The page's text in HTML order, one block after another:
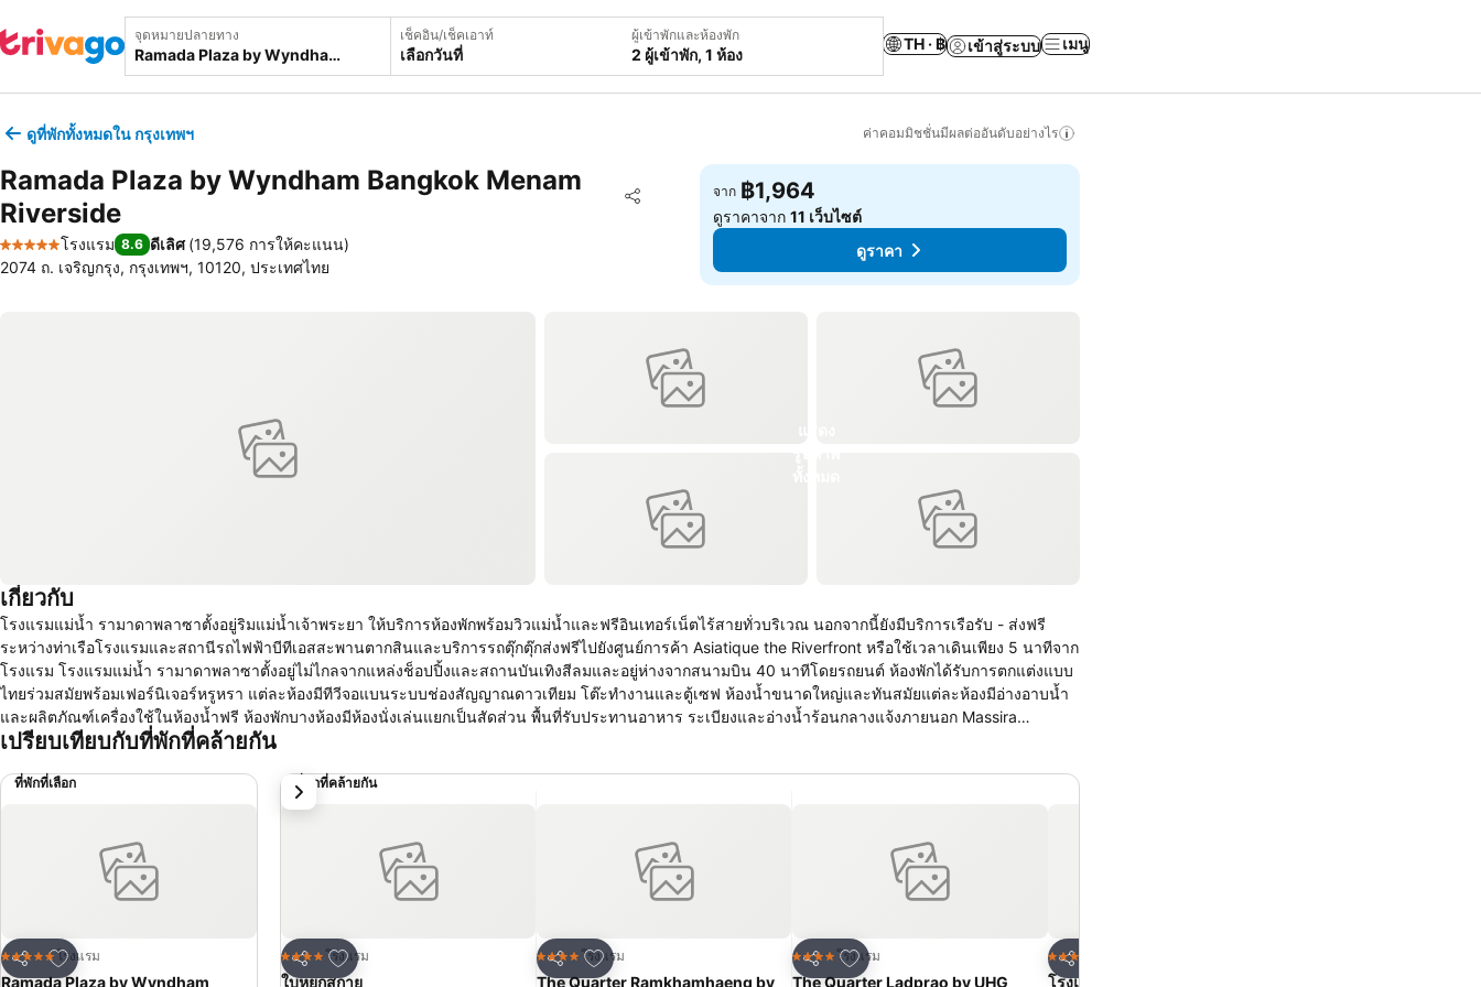
จุดหมายปลายทาง เช็คอิน/เช็คเอาท์
เลือกวันที่
ผู้เข้าพักและห้องพัก
2 ผู้เข้าพัก, 1 ห้อง
TH · ฿ เข้าสู่ระบบ เมนู
ดูที่พักทั้งหมดใน กรุงเทพฯ ค่าคอมมิชชั่นมีผลต่ออันดับอย่างไร
Ramada Plaza by Wyndham Bangkok Menam
Riverside
แชร์
เพิ่มในรายการโปรด
5 ดาว
โรงแรม 8.6 ดีเลิศ (19,576 การให้คะแนน)
2074 ถ. เจริญกรุง, กรุงเทพฯ, 10120, ประเทศไทย
จาก ฿1,964
ดูราคาจาก11 เว็บไซต์
ดูราคา
เกี่ยวกับ
โรงแรมแม่น้ำ รามาดาพลาซาตั้งอยู่ริมแม่น้ำเจ้าพระยา ให้บริการห้องพักพร้อมวิวแม่น้ำและฟรีอินเทอร์เน็ตไร้สายทั่วบริเวณ นอกจากนี้ยังมีบริการเรือรับ - ส่งฟรี
ระหว่างท่าเรือโรงแรมและสถานีรถไฟฟ้าบีทีเอสสะพานตากสินและบริการรถตุ๊กตุ๊กส่งฟรีไปยังศูนย์การค้า Asiatique the Riverfront หรือใช้เวลาเดินเพียง 5 นาทีจาก
โรงแรม โรงแรมแม่น้ำ รามาดาพลาซาตั้งอยู่ไม่ไกลจากแหล่งช็อปปิ้งและสถานบันเทิงสีลมและอยู่ห่างจากสนามบิน 40 นาทีโดยรถยนต์ ห้องพักได้รับการตกแต่งแบบ
ไทยร่วมสมัยพร้อมเฟอร์นิเจอร์หรูหรา แต่ละห้องมีทีวีจอแบนระบบช่องสัญญาณดาวเทียม โต๊ะทำงานและตู้เซฟ ห้องน้ำขนาดใหญ่และทันสมัยแต่ละห้องมีอ่างอาบน้ำ
และผลิตภัณฑ์เครื่องใช้ในห้องน้ำฟรี ห้องพักบางห้องมีห้องนั่งเล่นแยกเป็นสัดส่วน พื้นที่รับประทานอาหาร ระเบียงและอ่างน้ำร้อนกลางแจ้งภายนอก Massira
Wellness & Spa ของโรงแรมมีทรีทเมนท์นวดและทรีทเมนท์เพื่อความงามหลากหลายประเภทรวมถึงห้องซาวน่าและห้องอบไอน้ำ ผู้เข้าพักสามารถออกกำลังกายที่ศูนย์
Restaurant & Bar ให้บริการเนื้อบาร์บีคิวและอาหารทะเลจากห้องครัวแบบเปิดโล่งพร้อมชมทิวทัศน์อันงดงามของแม่น้ำเจ้าพระยา นอกจากนี้โรงแรมยังมีบริการรูม
เปรียบเทียบกับที่พักที่คล้ายกัน
ที่พักที่เลือก
แชร์
เพิ่มในรายการโปรด
5 ดาว โรงแรม
Ramada Plaza by Wyndham
ที่พักที่คล้ายกัน
แชร์
เพิ่มในรายการโปรด
4 ดาว โรงแรม
ใบหยกสกาย
แชร์
เพิ่มในรายการโปรด
4 ดาว โรงแรม
The Quarter Ramkhamhaeng by
แชร์
เพิ่มในรายการโปรด
4 ดาว โรงแรม
The Quarter Ladprao by UHG
แชร์
4 ดาว
โรงแรมเอเชีย กรุงเทพ
ถัดไป